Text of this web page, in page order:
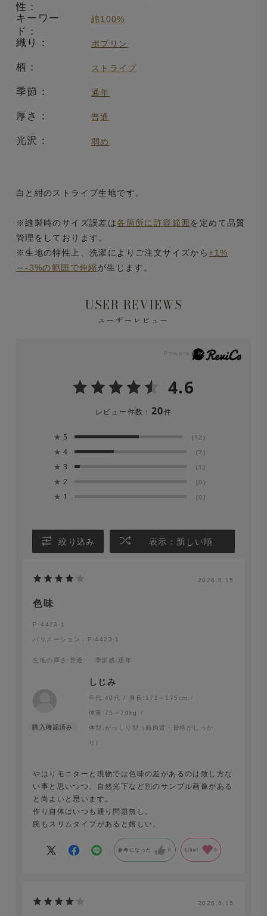
性：
キーワー
ド：
綿100%
織り： ポプリン
柄： ストライプ
季節： 通年
厚さ： 普通
光沢： 弱め
白と紺のストライプ生地です。
※縫製時のサイズ誤差は各箇所に許容範囲 を定めて品質
管理をしております。
※生地の特性上、洗濯によりご注文サイズから+1%
～-3%の範囲で伸縮が生じます。
USER REVIEWS
ユーザーレビュー
4.6
レビュー件数： 20件
★ 5 (12)
★ 4 (7)
★ 3 (1)
★ 2 (0)
★ 1 (0)
絞り込み 表示：新しい順
2026.6.15
色味
P-4423-1
バリエーション：P-4423-1
生地の厚さ :普通 季節感 :通年
しじみ
年代:40代 身長: 171～175cm
体重: 75～79kg
体型: がっしり型（筋肉質・骨格がしっか
り）
やはりモニターと現物では色味の差があるのは致し方な
い事と思いつつ、自然光下など別のサンプル画像がある
と尚よいと思います。
作り自体はいつも通り問題無し。
腕もスリムタイプがあると嬉しい。
参考になった 0 Like! 0
2026.6.15